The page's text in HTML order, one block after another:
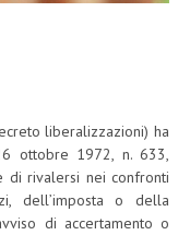
liberalizzazioni) ha
ottobre 1972, n. 633,
di rivalersi nei confronti
dell’imposta o della
di accertamento o